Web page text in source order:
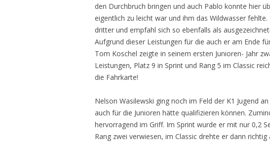
den Durchbruch bringen und auch Pablo konnte hier
eigentlich zu leicht war und ihm das Wildwasser
dritter und empfahl sich so ebenfalls als
Aufgrund dieser Leistungen für die auch er am Ende
Tom Koschel zeigte in seinem ersten Junioren- Jahr
Leistungen, Platz 9 in Sprint und Rang 5 im Classic
die Fahrkarte!
Nelson Wasilewski ging noch im Feld der K1 Jugend
auch für die Junioren hätte qualifizieren können.
hervorragend im Griff. Im Sprint wurde er mit nur 0,2
Rang zwei verwiesen, im Classic drehte er dann